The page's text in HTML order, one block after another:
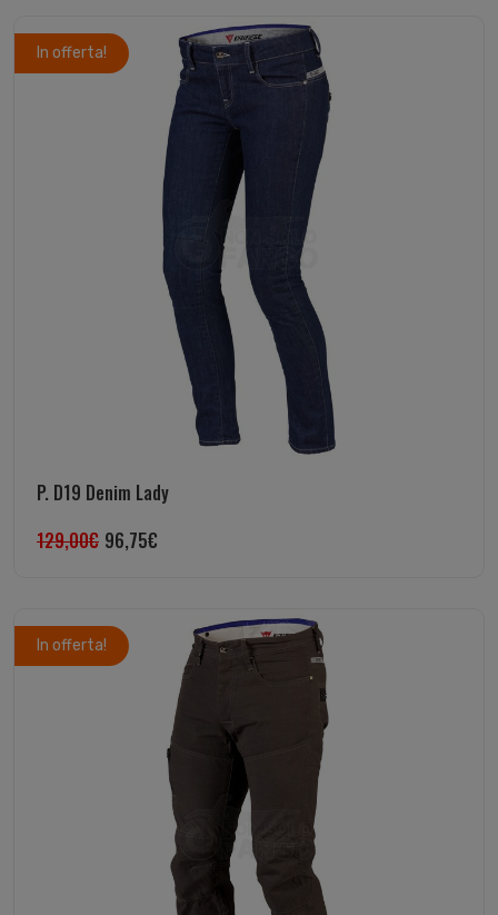
In offerta!
P. D19 Denim Lady
129,00€ 96,75€
In offerta!